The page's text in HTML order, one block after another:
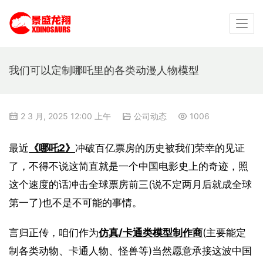
我们可以定制哪吒里的各类动漫人物模型
2 3 月, 2025 12:00 上午 公司动态 1006
最近 《哪吒2》 冲破百亿票房的历史被我们荣幸的见证
了，不得不说这简直就是一个中国电影史上的奇迹，照
这个速度的话冲击全球票房前三(说不定两月后就成全球
第一了)也不是不可能的事情。
言归正传，咱们作为仿真/卡通类模型制作商(主要能定
制各类动物、卡通人物、怪兽等)当然愿意承接这波中国